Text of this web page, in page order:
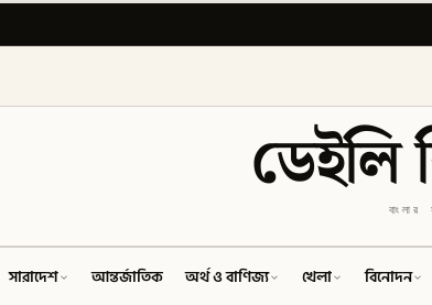
ডেইলি
সারাদেশ আন্তর্জাতিক অর্থ ও বাণিজ্য খেলা বিনোদন